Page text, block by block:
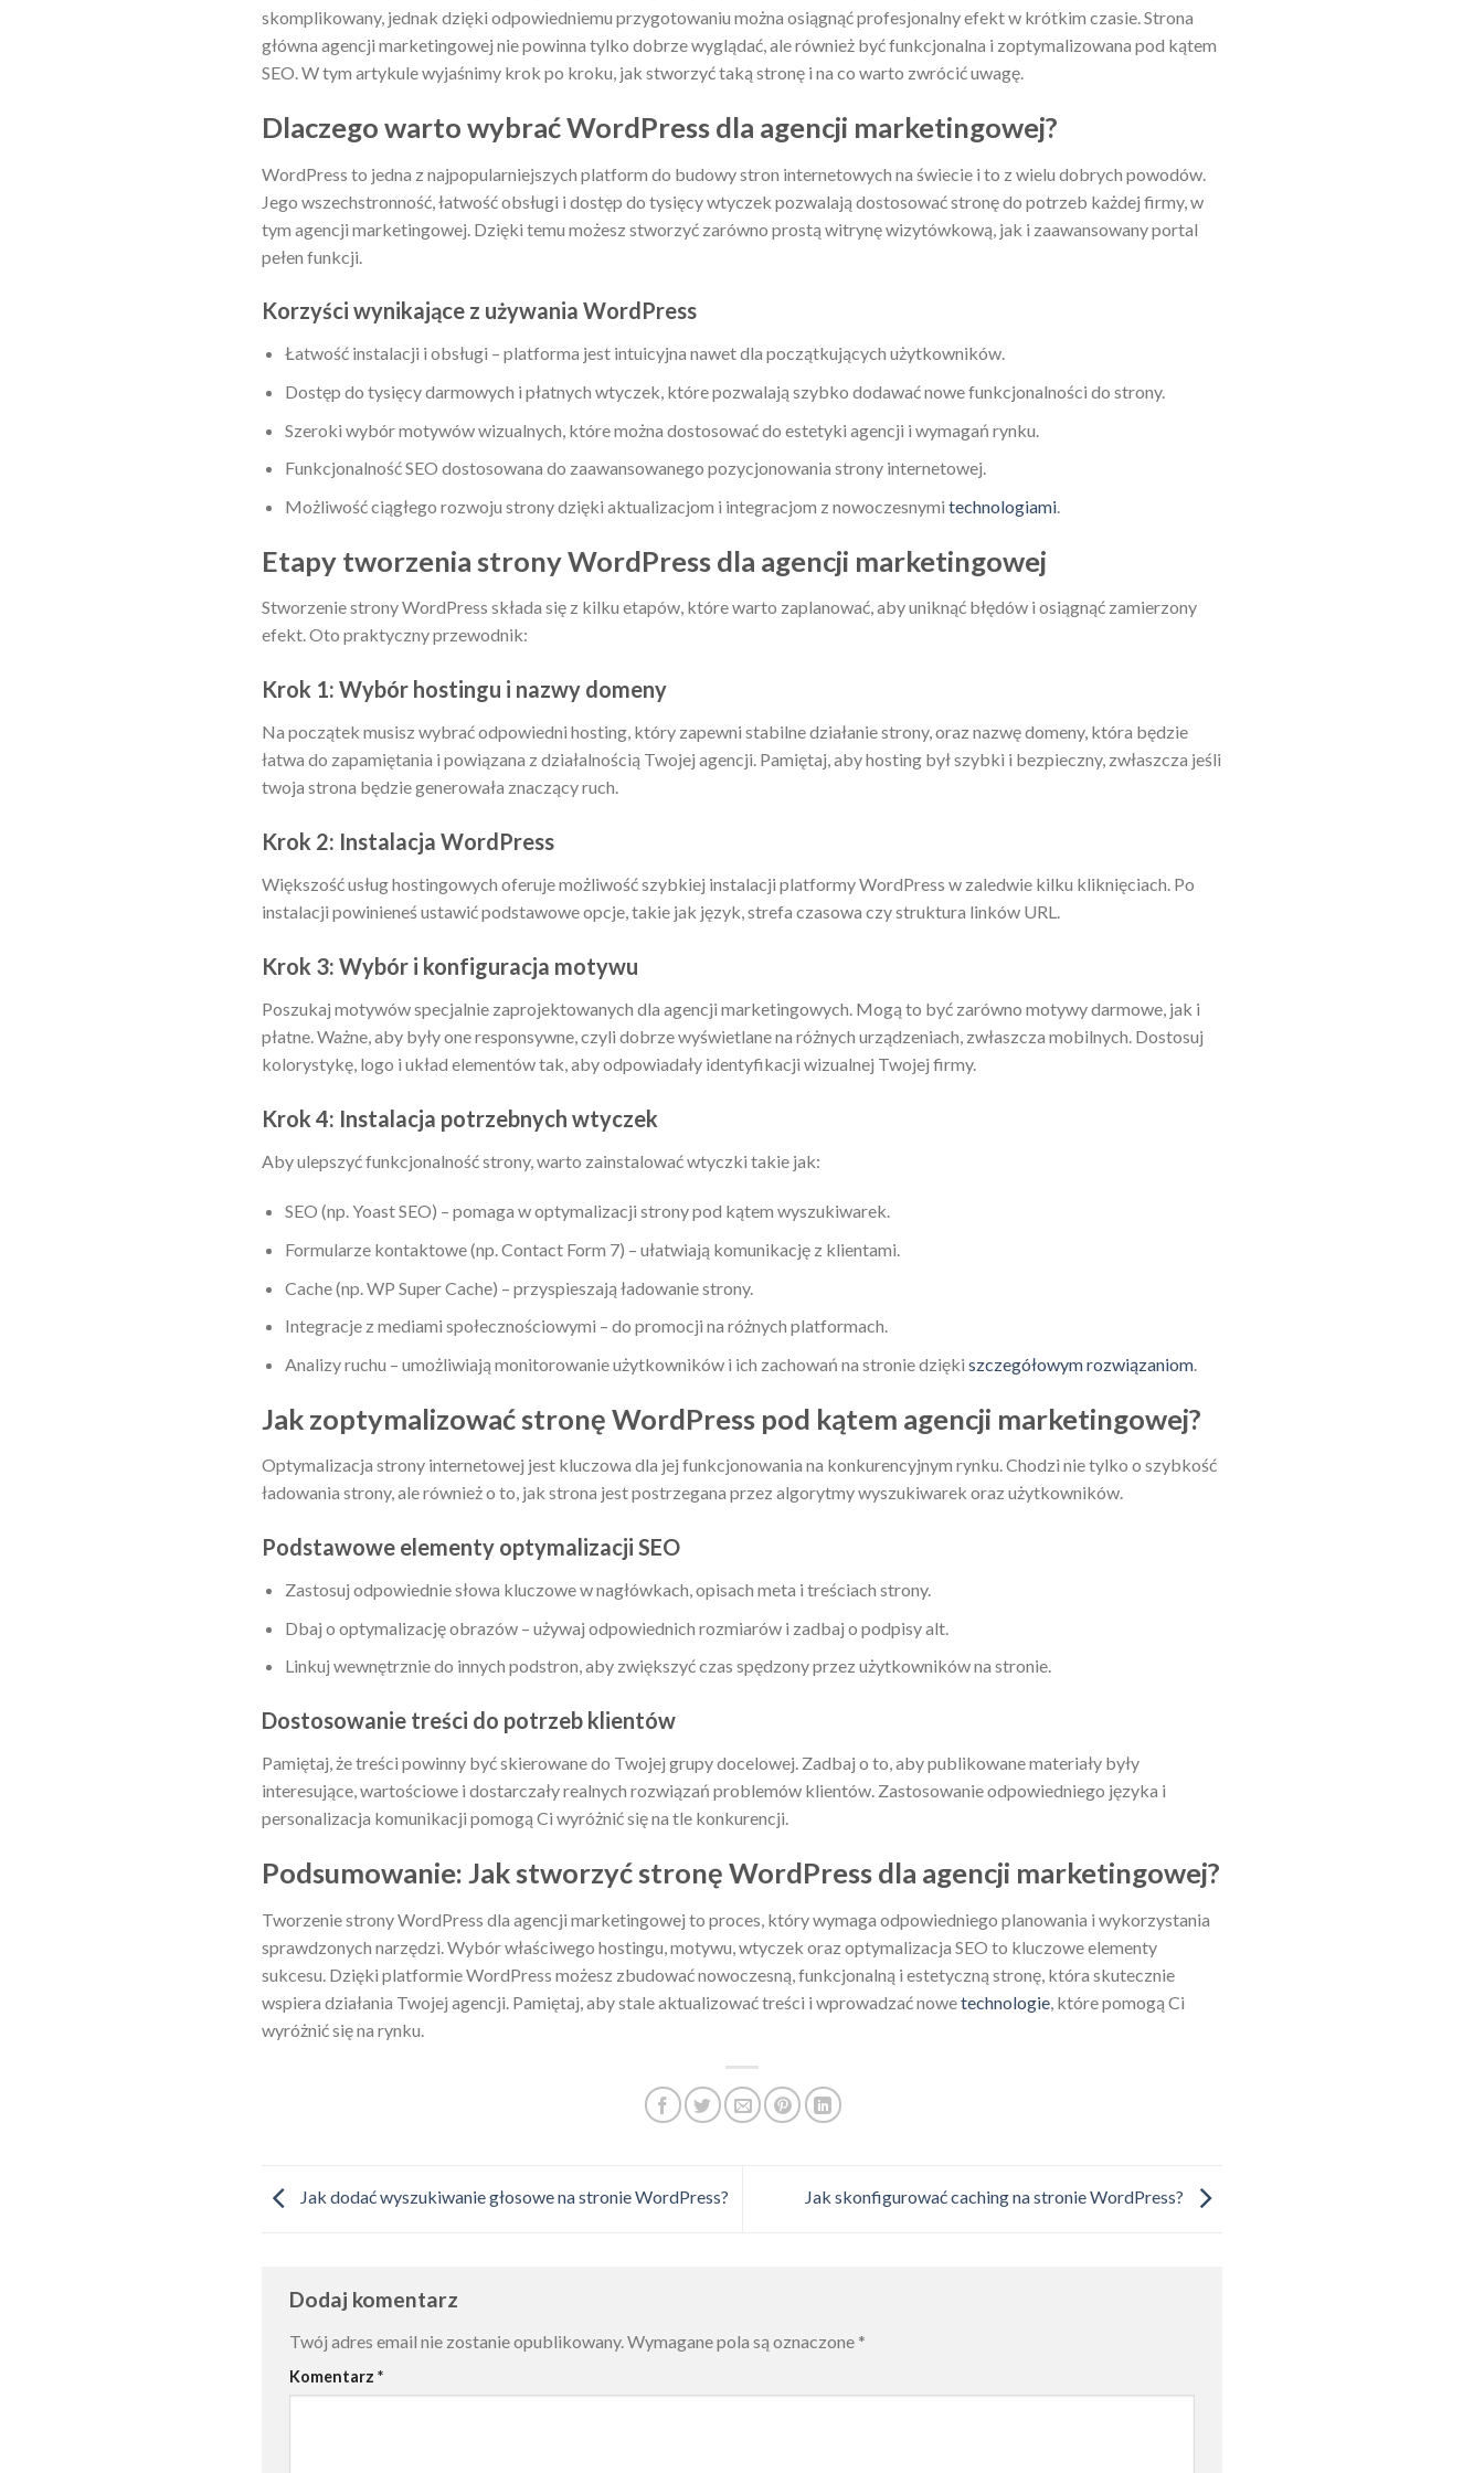
skomplikowany, jednak dzięki odpowiedniemu przygotowaniu można osiągnąć profesjonalny efekt w krótkim czasie. Strona
główna agencji marketingowej nie powinna tylko dobrze wyglądać, ale również być funkcjonalna i zoptymalizowana pod kątem
SEO. W tym artykule wyjaśnimy krok po kroku, jak stworzyć taką stronę i na co warto zwrócić uwagę.
Dlaczego warto wybrać WordPress dla agencji marketingowej?
WordPress to jedna z najpopularniejszych platform do budowy stron internetowych na świecie i to z wielu dobrych powodów.
Jego wszechstronność, łatwość obsługi i dostęp do tysięcy wtyczek pozwalają dostosować stronę do potrzeb każdej firmy, w
tym agencji marketingowej. Dzięki temu możesz stworzyć zarówno prostą witrynę wizytówkową, jak i zaawansowany portal
pełen funkcji.
Korzyści wynikające z używania WordPress
Łatwość instalacji i obsługi – platforma jest intuicyjna nawet dla początkujących użytkowników.
Dostęp do tysięcy darmowych i płatnych wtyczek, które pozwalają szybko dodawać nowe funkcjonalności do strony.
Szeroki wybór motywów wizualnych, które można dostosować do estetyki agencji i wymagań rynku.
Funkcjonalność SEO dostosowana do zaawansowanego pozycjonowania strony internetowej.
Możliwość ciągłego rozwoju strony dzięki aktualizacjom i integracjom z nowoczesnymi technologiami.
Etapy tworzenia strony WordPress dla agencji marketingowej
Stworzenie strony WordPress składa się z kilku etapów, które warto zaplanować, aby uniknąć błędów i osiągnąć zamierzony
efekt. Oto praktyczny przewodnik:
Krok 1: Wybór hostingu i nazwy domeny
Na początek musisz wybrać odpowiedni hosting, który zapewni stabilne działanie strony, oraz nazwę domeny, która będzie
łatwa do zapamiętania i powiązana z działalnością Twojej agencji. Pamiętaj, aby hosting był szybki i bezpieczny, zwłaszcza jeśli
twoja strona będzie generowała znaczący ruch.
Krok 2: Instalacja WordPress
Większość usług hostingowych oferuje możliwość szybkiej instalacji platformy WordPress w zaledwie kilku kliknięciach. Po
instalacji powinieneś ustawić podstawowe opcje, takie jak język, strefa czasowa czy struktura linków URL.
Krok 3: Wybór i konfiguracja motywu
Poszukaj motywów specjalnie zaprojektowanych dla agencji marketingowych. Mogą to być zarówno motywy darmowe, jak i
płatne. Ważne, aby były one responsywne, czyli dobrze wyświetlane na różnych urządzeniach, zwłaszcza mobilnych. Dostosuj
kolorystykę, logo i układ elementów tak, aby odpowiadały identyfikacji wizualnej Twojej firmy.
Krok 4: Instalacja potrzebnych wtyczek
Aby ulepszyć funkcjonalność strony, warto zainstalować wtyczki takie jak:
SEO (np. Yoast SEO) – pomaga w optymalizacji strony pod kątem wyszukiwarek.
Formularze kontaktowe (np. Contact Form 7) – ułatwiają komunikację z klientami.
Cache (np. WP Super Cache) – przyspieszają ładowanie strony.
Integracje z mediami społecznościowymi – do promocji na różnych platformach.
Analizy ruchu – umożliwiają monitorowanie użytkowników i ich zachowań na stronie dzięki szczegółowym rozwiązaniom.
Jak zoptymalizować stronę WordPress pod kątem agencji marketingowej?
Optymalizacja strony internetowej jest kluczowa dla jej funkcjonowania na konkurencyjnym rynku. Chodzi nie tylko o szybkość
ładowania strony, ale również o to, jak strona jest postrzegana przez algorytmy wyszukiwarek oraz użytkowników.
Podstawowe elementy optymalizacji SEO
Zastosuj odpowiednie słowa kluczowe w nagłówkach, opisach meta i treściach strony.
Dbaj o optymalizację obrazów – używaj odpowiednich rozmiarów i zadbaj o podpisy alt.
Linkuj wewnętrznie do innych podstron, aby zwiększyć czas spędzony przez użytkowników na stronie.
Dostosowanie treści do potrzeb klientów
Pamiętaj, że treści powinny być skierowane do Twojej grupy docelowej. Zadbaj o to, aby publikowane materiały były
interesujące, wartościowe i dostarczały realnych rozwiązań problemów klientów. Zastosowanie odpowiedniego języka i
personalizacja komunikacji pomogą Ci wyróżnić się na tle konkurencji.
Podsumowanie: Jak stworzyć stronę WordPress dla agencji marketingowej?
Tworzenie strony WordPress dla agencji marketingowej to proces, który wymaga odpowiedniego planowania i wykorzystania
sprawdzonych narzędzi. Wybór właściwego hostingu, motywu, wtyczek oraz optymalizacja SEO to kluczowe elementy
sukcesu. Dzięki platformie WordPress możesz zbudować nowoczesną, funkcjonalną i estetyczną stronę, która skutecznie
wspiera działania Twojej agencji. Pamiętaj, aby stale aktualizować treści i wprowadzać nowetechnologie , które pomogą Ci
wyróżnić się na rynku.
Jak dodać wyszukiwanie głosowe na stronie WordPress? Jak skonfigurować caching na stronie WordPress?
Dodaj komentarz
Twój adres email nie zostanie opublikowany. Wymagane pola są oznaczone *
Komentarz *